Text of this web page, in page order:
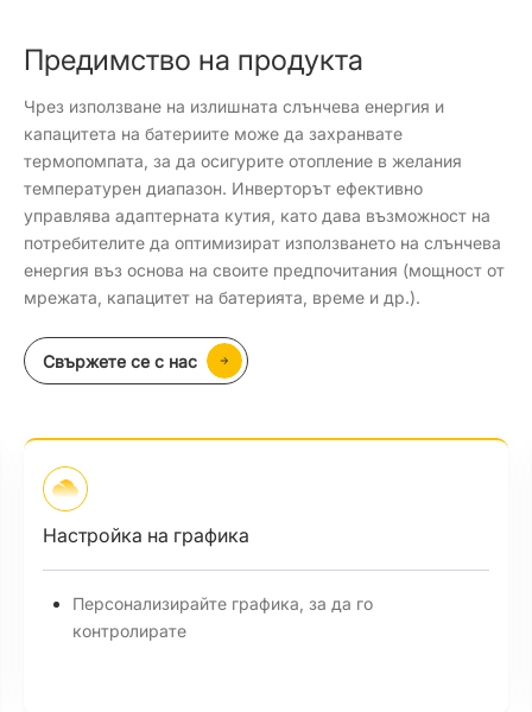
Предимство на продукта
Чрез използване на излишната слънчева енергия и
капацитета на батериите може да захранвате
термопомпата, за да осигурите отопление в желания
температурен диапазон. Инверторът ефективно
управлява адаптерната кутия, като дава възможност на
потребителите да оптимизират използването на слънчева
енергия въз основа на своите предпочитания (мощност от
мрежата, капацитет на батерията, време и др.).
Свържете се с нас
Настройка на графика
Персонализирайте графика, за да го
контролирате